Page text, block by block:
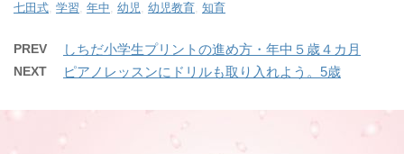
七田式, 学習, 年中, 幼児, 幼児教育, 知育
PREV しちだ小学生プリントの進め方・年中５歳４カ月
NEXT ピアノレッスンにドリルも取り入れよう。5歳